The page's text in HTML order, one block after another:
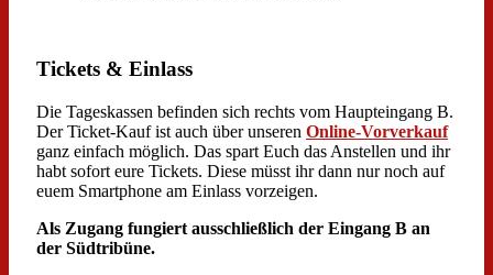
Tickets & Einlass
Die Tageskassen befinden sich rechts vom Haupteingang B.
Der Ticket-Kauf ist auch über unseren Online-Vorverkauf
ganz einfach möglich. Das spart Euch das Anstellen und ihr
habt sofort eure Tickets. Diese müsst ihr dann nur noch auf
euem Smartphone am Einlass vorzeigen.
Als Zugang fungiert ausschließlich der Eingang B an
der Südtribüne.